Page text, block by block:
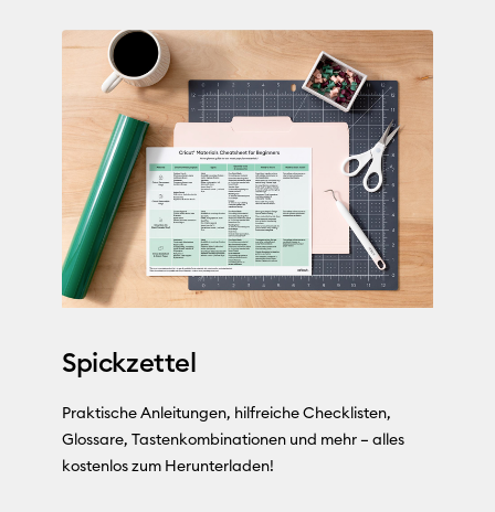
Spickzettel
Praktische Anleitungen, hilfreiche Checklisten,
Glossare, Tastenkombinationen und mehr – alles
kostenlos zum Herunterladen!